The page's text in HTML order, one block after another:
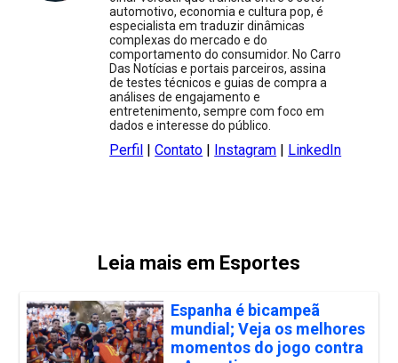
automotivo, economia e cultura pop, é
especialista em traduzir dinâmicas
complexas do mercado e do
comportamento do consumidor. No Carro
Das Notícias e portais parceiros, assina
de testes técnicos e guias de compra a
análises de engajamento e
entretenimento, sempre com foco em
dados e interesse do público.
Perfil |Contato | Instagram | LinkedIn
Leia mais em Esportes
Espanha é bicampeã
mundial; Veja os melhores
momentos do jogo contra